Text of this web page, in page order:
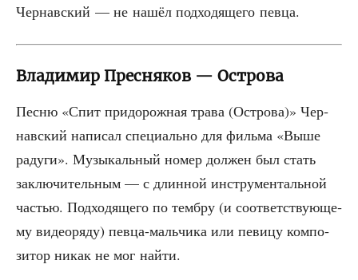
Чер­нав­ский — не нашёл под­хо­дя­ще­го певца.
Владимир Пресняков — Острова
Пес­ню «Спит при­до­рож­ная тра­ва (Ост­ро­ва)» Чер­
нав­ский напи­сал спе­ци­аль­но для филь­ма «Выше
раду­ги». Музы­каль­ный номер дол­жен был стать
заклю­чи­тель­ным — с длин­ной инстру­мен­таль­ной
частью. Под­хо­дя­ще­го по темб­ру (и соот­вет­ству­ю­ще­
му видео­ря­ду) пев­ца-маль­чи­ка или певи­цу ком­по­
зи­тор никак не мог найти.